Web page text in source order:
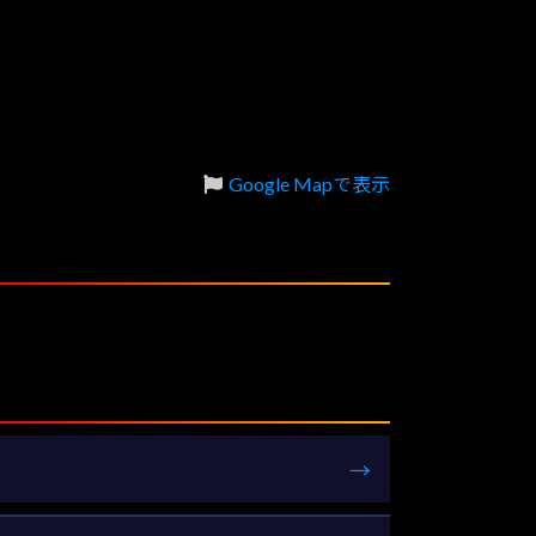
Google Mapで表示
→